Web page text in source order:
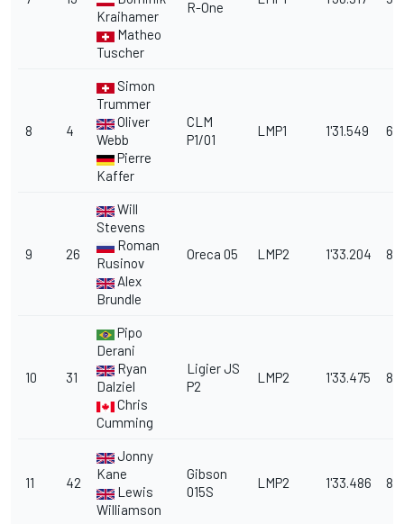
Kraihamer
Matheo
Tuscher
R-One
8 4
Simon
Trummer
Oliver
Webb
Pierre
Kaffer
CLM
P1/01
LMP1 1'31.549
9 26
Will
Stevens
Roman
Rusinov
Alex
Brundle
Oreca 05 LMP2 1'33.204
10 31
Pipo
Derani
Ryan
Dalziel
Chris
Cumming
Ligier JS
P2
LMP2 1'33.475
11 42
Jonny
Kane
Lewis
Williamson
Gibson
015S
LMP2 1'33.486